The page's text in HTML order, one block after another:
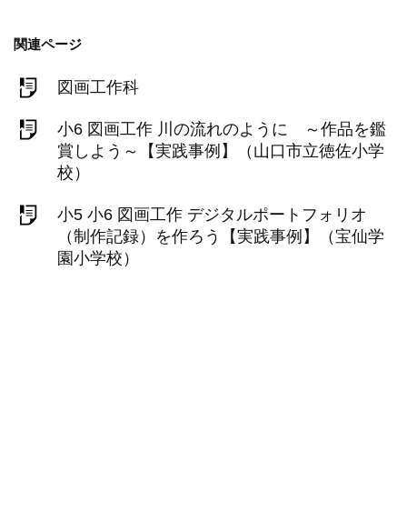
関連ページ
図画工作科
小6 図画工作 川の流れのように ～作品を鑑
賞しよう～【実践事例】（山口市立徳佐小学
校）
小5 小6 図画工作 デジタルポートフォリオ
（制作記録）を作ろう【実践事例】（宝仙学
園小学校）